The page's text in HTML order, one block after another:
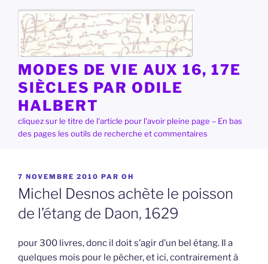
contenu
principal
MODES DE VIE AUX 16, 17E
SIÈCLES PAR ODILE
HALBERT
cliquez sur le titre de l'article pour l'avoir pleine page – En bas
des pages les outils de recherche et commentaires
PUBLIÉ
LE
7 NOVEMBRE 2010 PAR OH
Michel Desnos achète le poisson
de l’étang de Daon, 1629
pour 300 livres, donc il doit s’agir d’un bel étang. Il a
quelques mois pour le pêcher, et ici, contrairement à